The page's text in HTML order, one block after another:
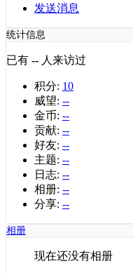
发送消息
统计信息
已有 -- 人来访过
积分: 10
威望: --
金币: --
贡献: --
好友: --
主题: --
日志: --
相册: --
分享: --
相册
现在还没有相册